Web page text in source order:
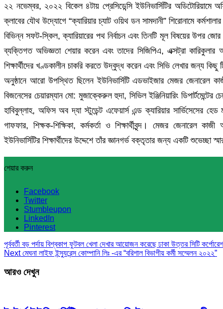
২২ নভেম্বর, ২০২২ বিকেল ৪টায় প্রেসিডেন্সি ইউনিভার্সিটির অডিটোরিয়ামে
ক্লাবের যৌথ উদ্যোগে “ক্যারিয়ার চ্যাট ওয়িথ ডন সামদানী” শিরোনামে
বিভিন্ন সফট-স্কিল, ক্যারিয়ারের পথ নির্বাচন এবং তিনটি মূল বিষয়ের উপর জোর
ব্যক্তিগত অভিজ্ঞতা শেয়ার করেন এবং তাদের সিজিপিএ, এক্সট্রা কারিকুলার
শিক্ষার্থীদের খণ্ডকালীন চাকরি করতে উদ্বুদ্ধ করেন এবং সিভি লেখার জন্য
অনুষ্ঠানে আরো উপস্থিত ছিলেন ইউনিভার্সিটি এডভাইজার মেজর
বিজনেসের চেয়ারম্যান মো: মুজাক্কেরুল হুদা, সিভিল ইঞ্জিনিয়ারিং
হাবিবুল্লাহ, অফিস অব দ্যা স্টুডেন্ট এফেয়ার্স এন্ড ক্যারিয়ার সার্ভিসেসের
গাফফার, শিক্ষক-শিক্ষিকা, কর্মকর্তা ও শিক্ষার্থীবৃন্দ। মেজর জেনারেল
ইউনিভার্সিটির শিক্ষার্থীদের উদ্দেশে তাঁর জ্ঞানগর্ভ বক্তৃতার জন্য একটি শুভেচ্ছা
শেয়ার করুন
Facebook
Twitter
Stumbleupon
LinkedIn
Pinterest
পূর্ববর্তী বড় পর্দায় বিশ্বকাপ ফুটবল খেলা দেখার আয়োজন করেছে ঢাকা উত্তর সিটি
Nextমেঘনা লাইফ ইন্স্যুরেন্স কোম্পানি লিঃ -এর “বরিশাল বিভাগীয় কর্মী সম্মেলন ২০২২”
আরও দেখুন